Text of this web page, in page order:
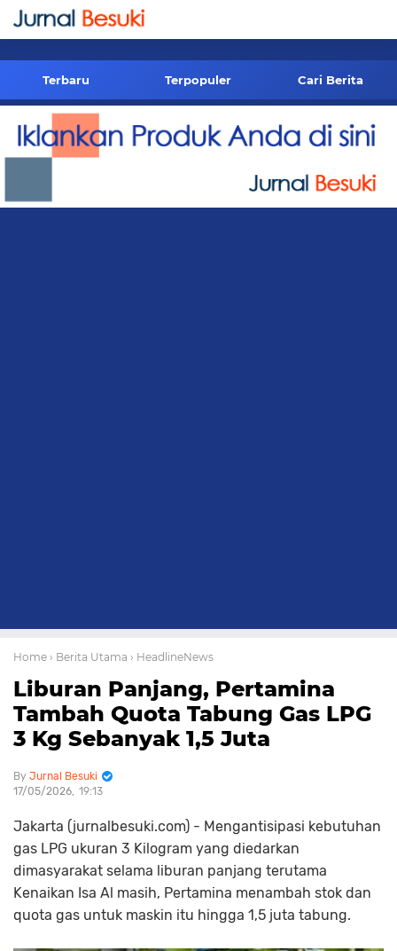
-->
Terbaru Terpopuler Cari Berita
Home › Berita Utama › HeadlineNews
Liburan Panjang, Pertamina
Tambah Quota Tabung Gas LPG
3 Kg Sebanyak 1,5 Juta
Jurnal Besuki
17/05/2026 19:13
Jakarta (jurnalbesuki.com) - Mengantisipasi kebutuhan
gas LPG ukuran 3 Kilogram yang diedarkan
dimasyarakat selama liburan panjang terutama
Kenaikan Isa Al masih, Pertamina menambah stok dan
quota gas untuk maskin itu hingga 1,5 juta tabung.